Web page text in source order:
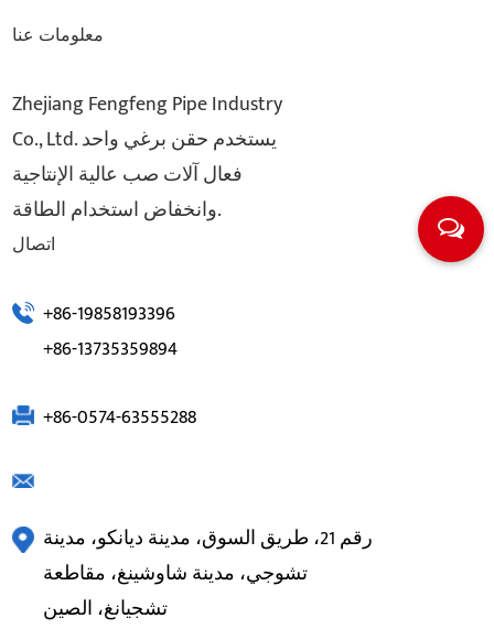
معلومات عنا
Zhejiang Fengfeng Pipe Industry
Co., Ltd. يستخدم حقن برغي واحد
فعال آلات صب عالية الإنتاجية
وانخفاض استخدام الطاقة.
اتصال
+86-19858193396
+86-13735359894
+86-0574-63555288
رقم 21، طريق السوق، مدينة ديانكو، مدينة
تشوجي، مدينة شاوشينغ، مقاطعة
تشجيانغ، الصين